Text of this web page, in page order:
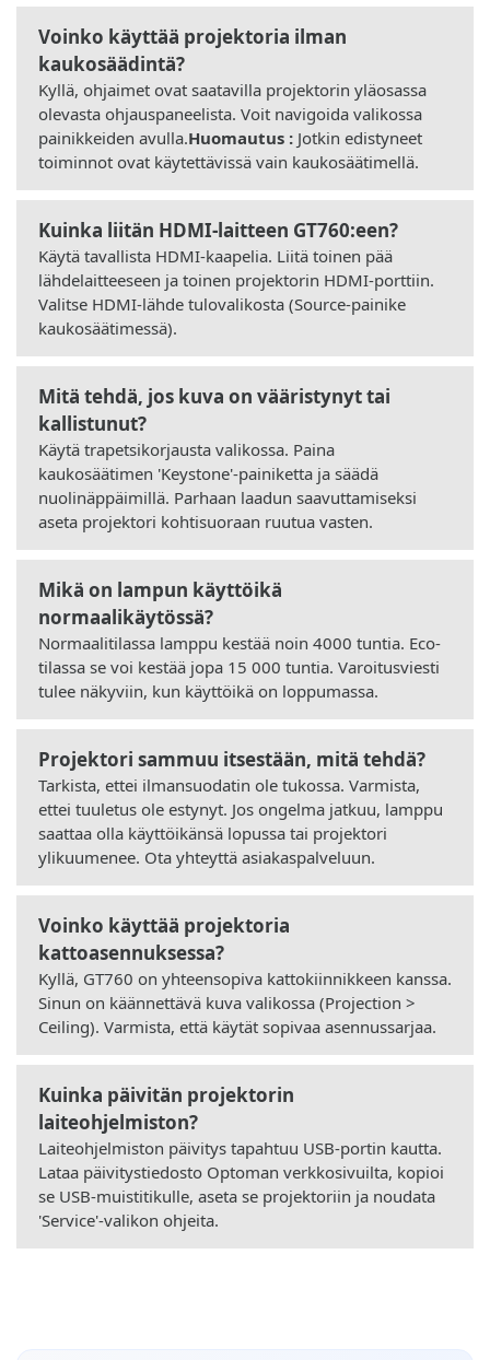
Voinko käyttää projektoria ilman
kaukosäädintä?
Kyllä, ohjaimet ovat saatavilla projektorin yläosassa
olevasta ohjauspaneelista. Voit navigoida valikossa
painikkeiden avulla.Huomautus : Jotkin edistyneet
toiminnot ovat käytettävissä vain kaukosäätimellä.
Kuinka liitän HDMI-laitteen GT760:een?
Käytä tavallista HDMI-kaapelia. Liitä toinen pää
lähdelaitteeseen ja toinen projektorin HDMI-porttiin.
Valitse HDMI-lähde tulovalikosta (Source-painike
kaukosäätimessä).
Mitä tehdä, jos kuva on vääristynyt tai
kallistunut?
Käytä trapetsikorjausta valikossa. Paina
kaukosäätimen 'Keystone'-painiketta ja säädä
nuolinäppäimillä. Parhaan laadun saavuttamiseksi
aseta projektori kohtisuoraan ruutua vasten.
Mikä on lampun käyttöikä
normaalikäytössä?
Normaalitilassa lamppu kestää noin 4000 tuntia. Eco-
tilassa se voi kestää jopa 15 000 tuntia. Varoitusviesti
tulee näkyviin, kun käyttöikä on loppumassa.
Projektori sammuu itsestään, mitä tehdä?
Tarkista, ettei ilmansuodatin ole tukossa. Varmista,
ettei tuuletus ole estynyt. Jos ongelma jatkuu, lamppu
saattaa olla käyttöikänsä lopussa tai projektori
ylikuumenee. Ota yhteyttä asiakaspalveluun.
Voinko käyttää projektoria
kattoasennuksessa?
Kyllä, GT760 on yhteensopiva kattokiinnikkeen kanssa.
Sinun on käännettävä kuva valikossa (Projection >
Ceiling). Varmista, että käytät sopivaa asennussarjaa.
Kuinka päivitän projektorin
laiteohjelmiston?
Laiteohjelmiston päivitys tapahtuu USB-portin kautta.
Lataa päivitystiedosto Optoman verkkosivuilta, kopioi
se USB-muistitikulle, aseta se projektoriin ja noudata
'Service'-valikon ohjeita.